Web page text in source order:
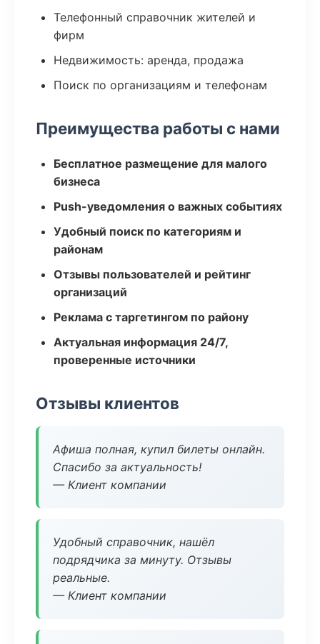
Телефонный справочник жителей и
фирм
Недвижимость: аренда, продажа
Поиск по организациям и телефонам
Преимущества работы с нами
Бесплатное размещение для малого
бизнеса
Push-уведомления о важных событиях
Удобный поиск по категориям и
районам
Отзывы пользователей и рейтинг
организаций
Реклама с таргетингом по району
Актуальная информация 24/7,
проверенные источники
Отзывы клиентов
Афиша полная, купил билеты онлайн.
Спасибо за актуальность!
— Клиент компании
Удобный справочник, нашёл
подрядчика за минуту. Отзывы
реальные.
— Клиент компании